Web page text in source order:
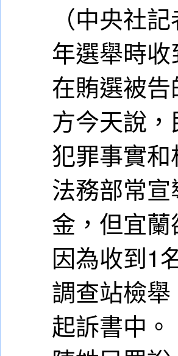
（中央社
年選舉時
在賄選被
方今天說
犯罪事實
法務部常
金，但宜
因為收到1
調查站檢
起訴書中。